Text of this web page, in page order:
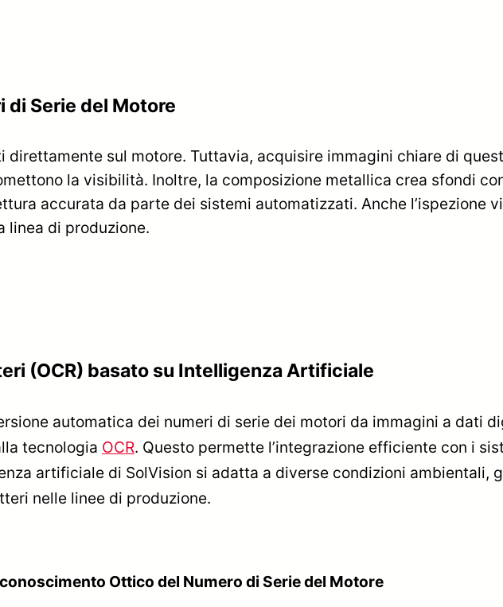
di Serie del Motore
direttamente sul motore. Tuttavia, acquisire immagini chiare di
la visibilità. Inoltre, la composizione metallica crea sfondi
accurata da parte dei sistemi automatizzati. Anche l’ispezione
linea di produzione.
(OCR) basato su Intelligenza Artificiale
automatica dei numeri di serie dei motori da immagini a dati
tecnologia OCR. Questo permette l’integrazione efficiente con i
artificiale di SolVision si adatta a diverse condizioni ambientali,
nelle linee di produzione.
Ottico del Numero di Serie del Motore